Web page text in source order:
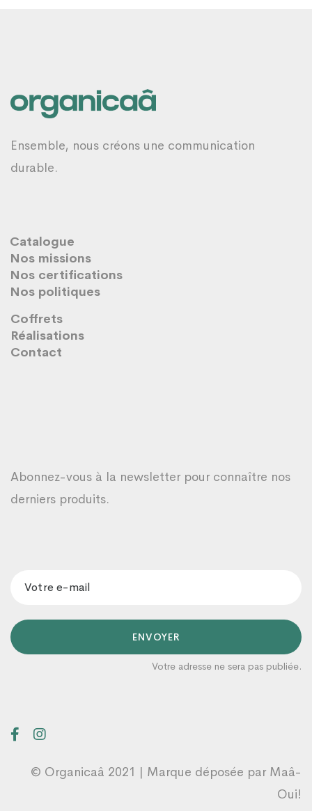
Ensemble, nous créons une communication
durable.
Catalogue
Nos missions
Nos certifications
Nos politiques
Coffrets
Réalisations
Contact
Abonnez-vous à la newsletter pour connaître nos
derniers produits.
ENVOYER
Votre adresse ne sera pas publiée.
© Organicaâ 2021 | Marque déposée par Maâ-
Oui!